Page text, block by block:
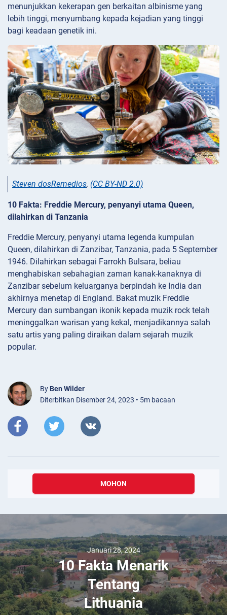
menunjukkan kekerapan gen berkaitan albinisme yang
lebih tinggi, menyumbang kepada kejadian yang tinggi
bagi keadaan genetik ini.
Steven dosRemedios, (CC BY-ND 2.0)
10 Fakta: Freddie Mercury, penyanyi utama Queen,
dilahirkan di Tanzania
Freddie Mercury, penyanyi utama legenda kumpulan
Queen, dilahirkan di Zanzibar, Tanzania, pada 5 September
1946. Dilahirkan sebagai Farrokh Bulsara, beliau
menghabiskan sebahagian zaman kanak-kanaknya di
Zanzibar sebelum keluarganya berpindah ke India dan
akhirnya menetap di England. Bakat muzik Freddie
Mercury dan sumbangan ikonik kepada muzik rock telah
meninggalkan warisan yang kekal, menjadikannya salah
satu artis yang paling diraikan dalam sejarah muzik
popular.
By Ben Wilder
Diterbitkan Disember 24, 2023 • 5m bacaan
MOHON
Januari 28, 2024
10 Fakta Menarik
Tentang
Lithuania